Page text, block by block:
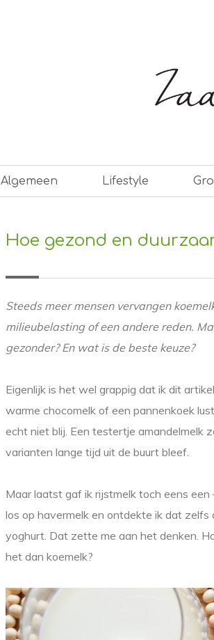
Algemeen Lifestyle
Hoe gezond en
Steeds meer mensen vervangen
milieubelasting of een andere reden.
gezonder? En wat is de beste keuze?
Eigenlijk is het wel grappig dat ik dit
warme chocomelk of een pannenkoek
echt niet blij. Een testertje amandelmelk
varianten lange tijd uit de buurt bleef.
Maar laatst gaf ik rijstmelk toch eens
los op havermelk en ontdekte ik dat
yoghurt. Dat zette me aan het denken.
het dan koemelk?